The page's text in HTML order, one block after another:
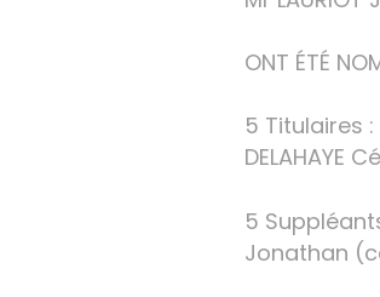
ONT ÉTÉ
5 Titulaires :
DELAHAYE
5
Jonathan